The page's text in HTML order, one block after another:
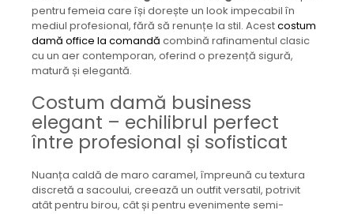
pentru femeia care își dorește un look impecabil în
mediul profesional, fără să renunțe la stil. Acestcostum
damă office la comandă combină rafinamentul clasic
cu un aer contemporan, oferind o prezență sigură,
matură și elegantă.
Costum damă business
elegant – echilibrul perfect
între profesional și sofisticat
Nuanța caldă de maro caramel, împreună cu textura
discretă a sacoului, creează un outfit versatil, potrivit
atât pentru birou, cât și pentru evenimente semi-